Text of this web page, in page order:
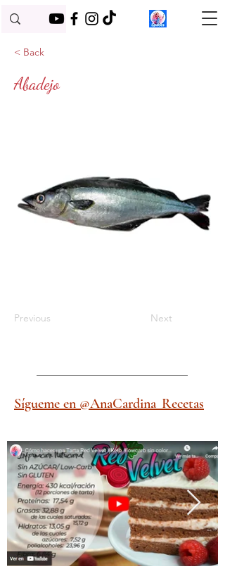
< Back
Abadejo
Previous Next
Sígueme en @AnaCardina_Recetas